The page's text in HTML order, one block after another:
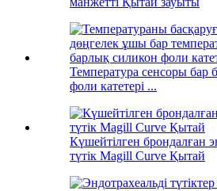
Температура сенсоры бар
фоли катетері ...
Күшейтілген брондалған
түтік Magill Curve Қытай